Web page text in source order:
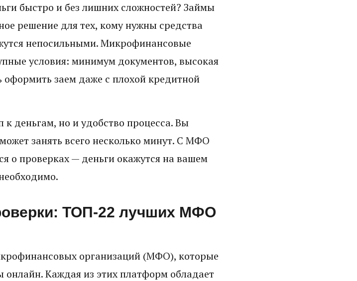
быстро и без лишних сложностей? Займы
решение для тех, кому нужны средства
непосильными. Микрофинансовые
условия: минимум документов, высокая
оформить заем даже с плохой кредитной
деньгам, но и удобство процесса. Вы
занять всего несколько минут. С МФО
о проверках — деньги окажутся на вашем
ТОП-22 лучших МФО
организаций (МФО), которые
Каждая из этих платформ обладает